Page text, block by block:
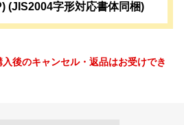
(JIS2004字形対応書体同梱)
入後のキャンセル・返品はお受けでき